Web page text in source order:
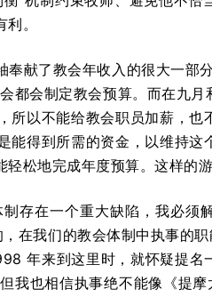
。
献了教会年收入的很大一部
都会制定教会预算。而在九
以不能给教会职员加薪，也
得到所需的资金，以维持这
松地完成年度预算。这样的
存在一个重大缺陷，我必须
在我们的教会体制中执事的
年来到这里时，就怀疑提名
我也相信执事绝不能像《提